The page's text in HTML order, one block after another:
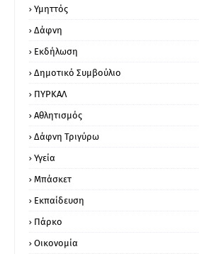
Υμηττός
Δάφνη
Εκδήλωση
Δημοτικό Συμβούλιο
ΠΥΡΚΑΛ
Αθλητισμός
Δάφνη Τριγύρω
Υγεία
Μπάσκετ
Εκπαίδευση
Πάρκο
Οικονομία